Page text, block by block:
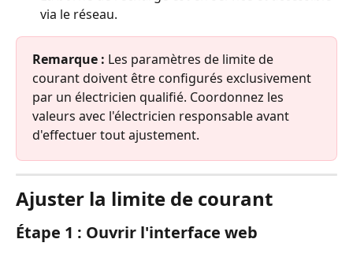
via le réseau.
Remarque : Les paramètres de limite de
courant doivent être configurés exclusivement
par un électricien qualifié. Coordonnez les
valeurs avec l'électricien responsable avant
d'effectuer tout ajustement.
Ajuster la limite de courant
Étape 1 : Ouvrir l'interface web